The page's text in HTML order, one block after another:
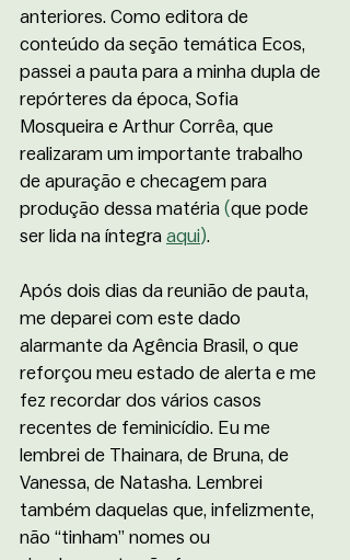
anteriores. Como editora de
conteúdo da seção temática Ecos,
passei a pauta para a minha dupla de
repórteres da época, Sofia
Mosqueira e Arthur Corrêa, que
realizaram um importante trabalho
de apuração e checagem para
produção dessa matéria (que pode
ser lida na íntegra aqui).
Após dois dias da reunião de pauta,
me deparei com este dado
alarmante da Agência Brasil, o que
reforçou meu estado de alerta e me
fez recordar dos vários casos
recentes de feminicídio. Eu me
lembrei de Thainara, de Bruna, de
Vanessa, de Natasha. Lembrei
também daquelas que, infelizmente,
não “tinham” nomes ou